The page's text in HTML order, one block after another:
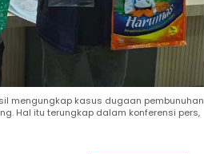
mengungkap kasus dugaan pembunuhan
Hal itu terungkap dalam konferensi pers,